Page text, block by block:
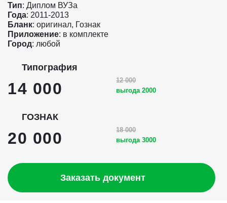
Тип: Диплом ВУЗа
Года: 2011-2013
Бланк: оригинал, Гознак
Приложение: в комплекте
Город: любой
Типография
14 000
12 000
выгода 2000
ГОЗНАК
20 000
18 000
выгода 3000
Заказать документ